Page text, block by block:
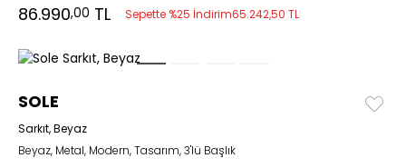
86.990,00 TL Sepette %25 İndirim65.242,50 TL
SOLE
Sarkıt, Beyaz
Beyaz, Metal, Modern, Tasarım, 3'lü Başlık